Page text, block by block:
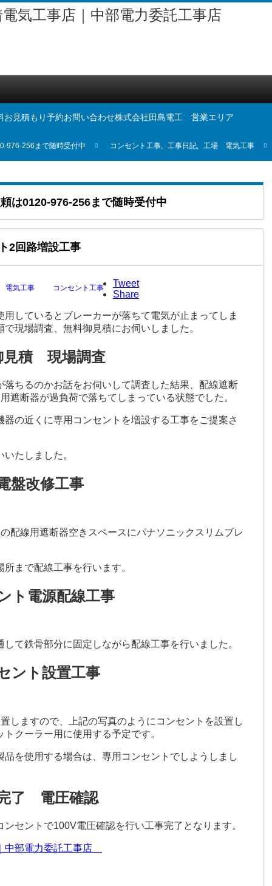
お見積もり予約お問い合わせ株式会社田島電工 営業エリア
976-256まで随時受付中 コンセント工事, 工事日記, 工場 電気工事
0120-976-256まで随時受付中
2回路増設工事
電気工事 コンセント工事
Tweet
Share
しているとブレーカーが落ちて電気が止まってしま
現場調査、無料御見積にお伺いしました。
見積 現場調査
ちるのかお話をお伺いして調査した結果、配線遮断
遮断器が過負荷で落ちてしまっている状態でした。
の近くに専用コンセントを増設する工事をご提案さ
たしました。
盤改修工事
配線用遮断器空きスペースにパナソニックスリムブレ
まで配線工事を行います。
ト電源配線工事
て鉄骨部分に固定しながら配線工事を行いました。
ント設置工事
しますので、上記の写真のようにコンセントを設置し
クーラー用に使用する予定です。
を使用する場合は、専用コンセントでしようしまし
了 電圧確認
セントで100V電圧確認を行い工事完了となります。
中部電力委託工事店